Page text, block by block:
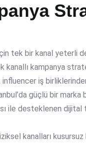
tek bir kanal yeterli
kanallı kampanya
iş
güçlü bir
ile desteklenen dijital
kanalları